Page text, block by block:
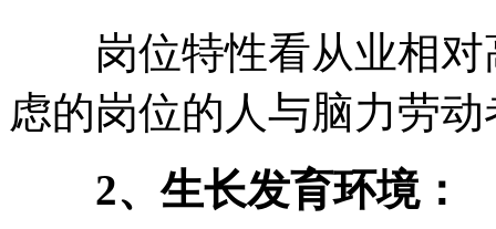
岗位特性看从业相对
虑的岗位的人与脑力劳
2、生长发育环境：